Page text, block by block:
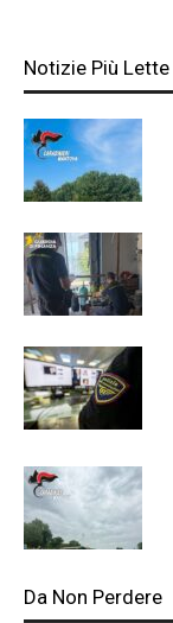
Notizie Più Lette
Da Non Perdere